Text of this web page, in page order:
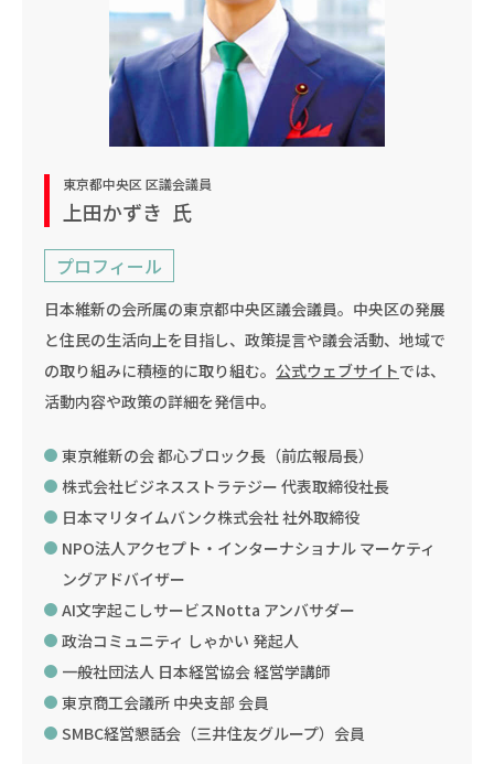
東京都中央区 区議会議員
上田かずき 氏
プロフィール
日本維新の会所属の東京都中央区議会議員。中央区の発展
と住民の生活向上を目指し、政策提言や議会活動、地域で
の取り組みに積極的に取り組む。 公式ウェブサイトでは、
活動内容や政策の詳細を発信中。
東京維新の会 都心ブロック長（前広報局長）
株式会社ビジネスストラテジー 代表取締役社長
日本マリタイムバンク株式会社 社外取締役
NPO法人アクセプト・インターナショナル マーケティ
ングアドバイザー
AI文字起こしサービスNotta アンバサダー
政治コミュニティ しゃかい 発起人
一般社団法人 日本経営協会 経営学講師
東京商工会議所 中央支部 会員
SMBC経営懇話会（三井住友グループ）会員